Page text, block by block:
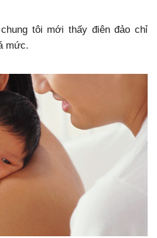
tôi mới thấy điên đảo chỉ
mức.